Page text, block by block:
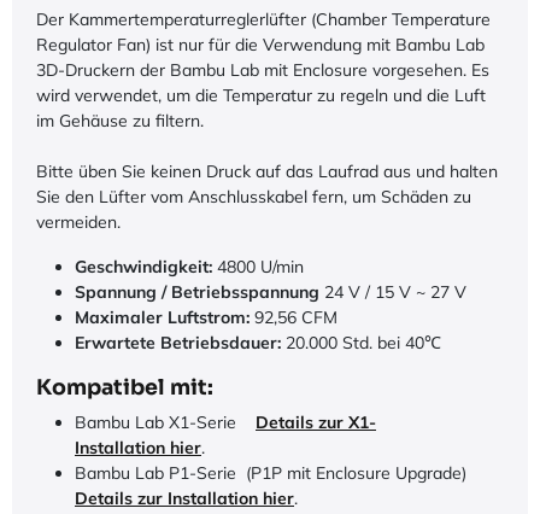
Der Kammertemperaturreglerlüfter (Chamber Temperature
Regulator Fan) ist nur für die Verwendung mit Bambu Lab
3D-Druckern der Bambu Lab mit Enclosure vorgesehen. Es
wird verwendet, um die Temperatur zu regeln und die Luft
im Gehäuse zu filtern.
Bitte üben Sie keinen Druck auf das Laufrad aus und halten
Sie den Lüfter vom Anschlusskabel fern, um Schäden zu
vermeiden.
Geschwindigkeit: 4800 U/min
Spannung / Betriebsspannung​ 24 V / 15 V ~ 27 V
Maximaler Luftstrom: 92,56 CFM
Erwartete Betriebsdauer: 20.000 Std. bei 40℃
Kompatibel mit:
Bambu Lab X1-Serie Details zur X1-
Installation hier.
Bambu Lab P1-Serie (P1P mit Enclosure Upgrade)
Details zur Installation hier.